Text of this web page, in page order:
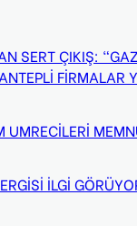
SERT ÇIKIŞ:
FİRMALAR
UMRECİLERİ
İLGİ